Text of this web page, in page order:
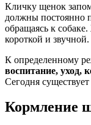
Кличку щенок
должны постоянно
обращаясь к
короткой и звучной.
К определенному
воспитание, уход,
Сегодня
Кормление